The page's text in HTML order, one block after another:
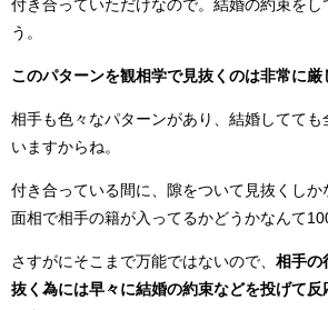
付き合っていただけなので。結婚の約束をし
う。
このパターンを観相学で見抜くのは非常に厳
相手も色々なパターンがあり、結婚してても
いますからね。
付き合っている間に、隙をついて見抜くし
面相で相手の籍が入ってるかどうかなんて
さすがにそこまで万能ではないので、 相手の
抜く為には早々に結婚の約束などを投げて反